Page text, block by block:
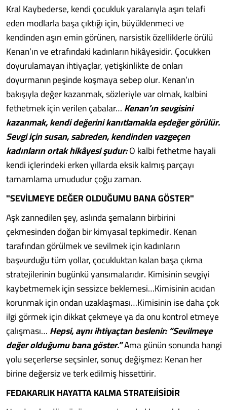
Kral Kaybederse, kendi çocukluk yaralarıyla aşırı telafi
eden modlarla başa çıktığı için, büyüklenmeci ve
kendinden aşırı emin görünen, narsistik özelliklerle örülü
Kenan’ın ve etrafındaki kadınların hikâyesidir. Çocukken
doyurulamayan ihtiyaçlar, yetişkinlikte de onları
doyurmanın peşinde koşmaya sebep olur. Kenan’ın
bakışıyla değer kazanmak, sözleriyle var olmak, kalbini
fethetmek için verilen çabalar…Kenan’ın sevgisini
kazanmak, kendi değerini kanıtlamakla eşdeğer görülür.
Sevgi için susan, sabreden, kendinden vazgeçen
kadınların ortak hikâyesi şudur:O kalbi fethetme hayali
kendi içlerindeki erken yıllarda eksik kalmış parçayı
tamamlama umududur çoğu zaman.
"SEVİLMEYE DEĞER OLDUĞUMU BANA GÖSTER"
Aşk zannedilen şey, aslında şemaların birbirini
çekmesinden doğan bir kimyasal tepkimedir. Kenan
tarafından görülmek ve sevilmek için kadınların
başvurduğu tüm yollar, çocukluktan kalan başa çıkma
stratejilerinin bugünkü yansımalarıdır. Kimisinin sevgiyi
kaybetmemek için sessizce beklemesi…Kimisinin acıdan
korunmak için ondan uzaklaşması…Kimisinin ise daha çok
ilgi görmek için dikkat çekmeye ya da onu kontrol etmeye
çalışması…Hepsi, aynı ihtiyaçtan beslenir: “Sevilmeye
değer olduğumu bana göster.”Ama günün sonunda hangi
yolu seçerlerse seçsinler, sonuç değişmez: Kenan her
birine değersiz ve terk edilmiş hissettirir.
FEDAKARLIK HAYATTA KALMA STRATEJİSİDİR